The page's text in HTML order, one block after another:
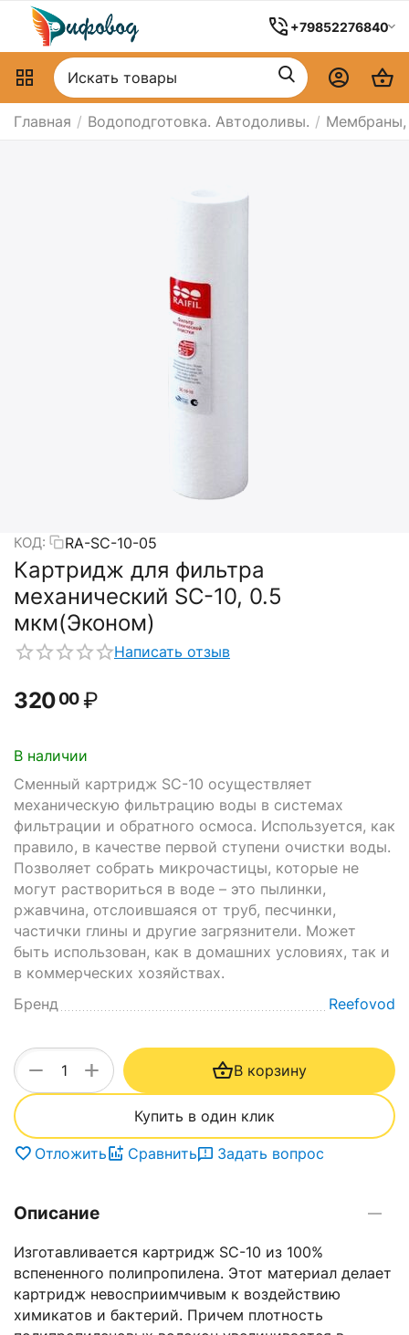
+79852276840
Главная / Водоподготовка. Автодоливы. /
КОД: RA-SC-10-05
Картридж для фильтра
механический SC-10, 0.5
мкм(Эконом)
Написать отзыв
32000 ₽
В наличии
Сменный картридж SC-10 осуществляет
механическую фильтрацию воды в системах
фильтрации и обратного осмоса. Используется, как
правило, в качестве первой ступени очистки воды.
Позволяет собрать микрочастицы, которые не
могут раствориться в воде – это пылинки,
ржавчина, отслоившаяся от труб, песчинки,
частички глины и другие загрязнители. Может
быть использован, как в домашних условиях, так и
в коммерческих хозяйствах.
Бренд
Reefovod
+
− В корзину
Купить в один клик
Отложить Сравнить Задать вопрос
Описание
Изготавливается картридж SC-10 из 100%
вспененного полипропилена. Этот материал делает
картридж невосприимчивым к воздействию
химикатов и бактерий. Причем плотность